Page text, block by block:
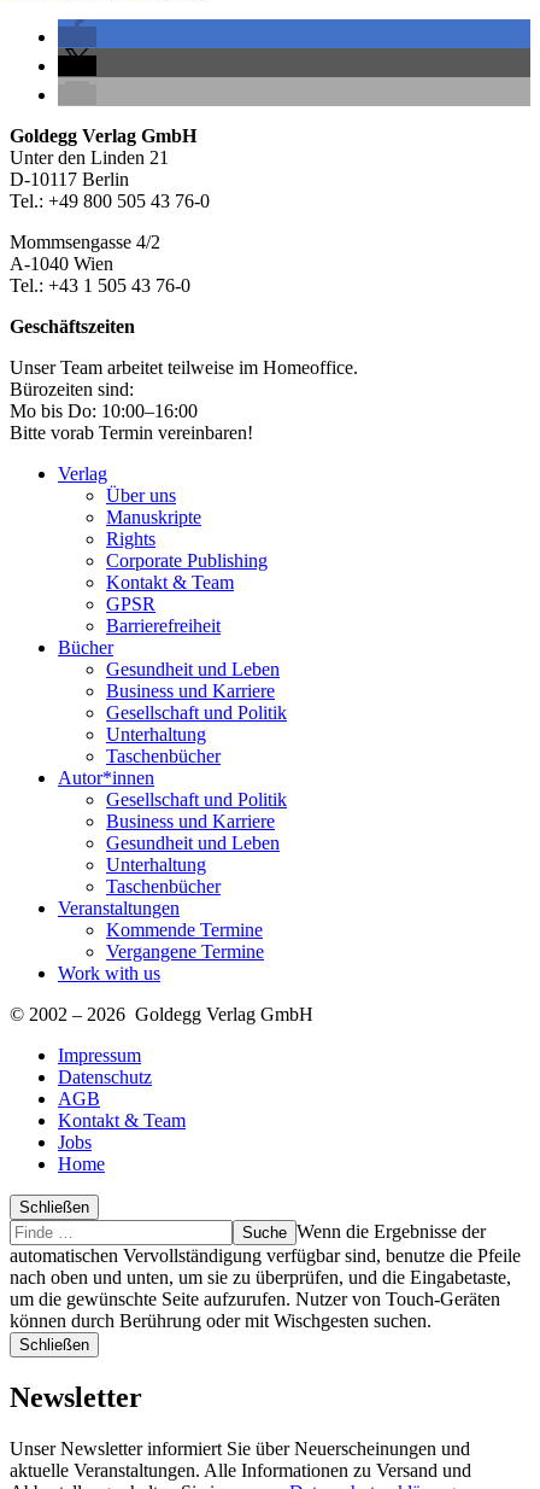
Seitenleiste
Footer-
Section
Goldegg Verlag GmbH
Unter den Linden 21
D-10117 Berlin
Tel.: +49 800 505 43 76-0
Mommsengasse 4/2
A-1040 Wien
Tel.: +43 1 505 43 76-0
Geschäftszeiten
Unser Team arbeitet teilweise im Homeoffice.
Bürozeiten sind:
Mo bis Do: 10:00–16:00
Bitte vorab Termin vereinbaren!
Verlag
Über uns
Manuskripte
Rights
Corporate Publishing
Kontakt & Team
GPSR
Barrierefreiheit
Bücher
Gesundheit und Leben
Business und Karriere
Gesellschaft und Politik
Unterhaltung
Taschenbücher
Autor*innen
Gesellschaft und Politik
Business und Karriere
Gesundheit und Leben
Unterhaltung
Taschenbücher
Veranstaltungen
Kommende Termine
Vergangene Termine
Work with us
© 2002 – 2026 Goldegg Verlag GmbH
Impressum
Datenschutz
AGB
Kontakt & Team
Jobs
Home
Schließen
Suche
Finde
…
Wenn die Ergebnisse der
automatischen Vervollständigung verfügbar sind, benutze die Pfeile
nach oben und unten, um sie zu überprüfen, und die Eingabetaste,
um die gewünschte Seite aufzurufen. Nutzer von Touch-Geräten
können durch Berührung oder mit Wischgesten suchen.
Schließen
Newsletter
Unser Newsletter informiert Sie über Neuerscheinungen und
aktuelle Veranstaltungen. Alle Informationen zu Versand und